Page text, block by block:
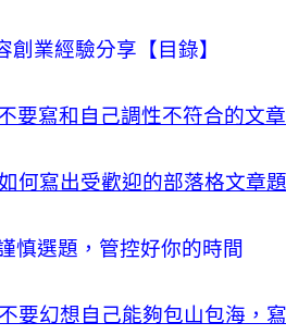
創業經驗分享【目錄】
要寫和自己調性不符合的文章
何寫出受歡迎的部落格文章
慎選題，管控好你的時間
不要幻想自己能夠包山包海，